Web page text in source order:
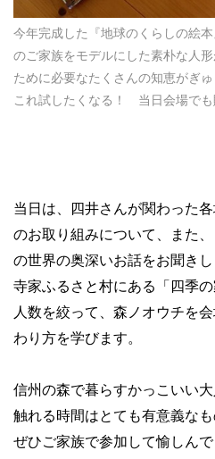
今年完成した『地球のくらしの絵
のご家族をモデルにした素朴な人
ために必要なたくさんの知恵がぎ
これ試したくなる！ 当日会場でも
当日は、四井さんが関わった
のお取り組みについて、また
の世界の奥深いお話をお聞き
寺家ふるさと村にある「四季
人数を絞って、森ノオウチを
わり方を学びます。
信州の森で暮らすかっこいい
触れる時間はとても有意義な
ぜひご家族で参加して愉しんで